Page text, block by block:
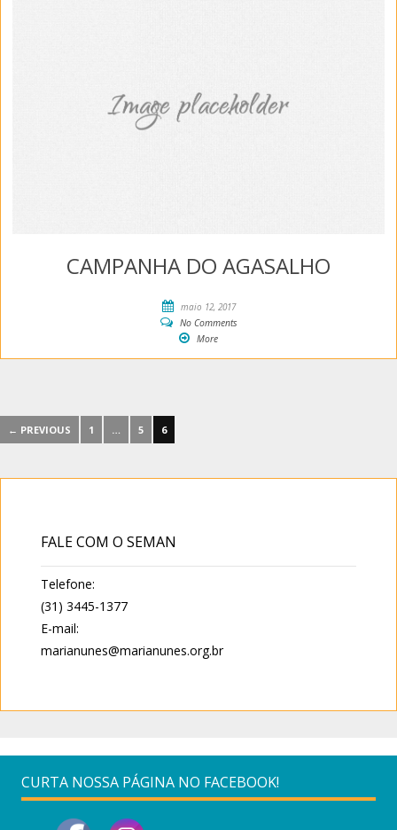
CAMPANHA DO AGASALHO
maio 12, 2017
No Comments
More
← PREVIOUS 1 … 5 6
FALE COM O SEMAN
Telefone:
(31) 3445-1377
E-mail:
marianunes@marianunes.org.br
CURTA NOSSA PÁGINA NO FACEBOOK!